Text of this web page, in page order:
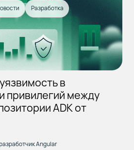
Разработка
в
привилегий между
ADK от
Angular